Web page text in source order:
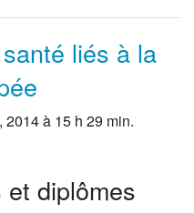
liés à la
à 15 h 29 min.
diplômes